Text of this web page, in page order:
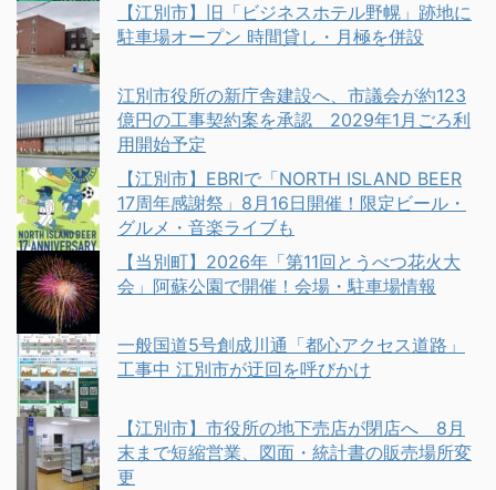
【江別市】旧「ビジネスホテル野幌」跡地に
駐車場オープン 時間貸し・月極を併設
江別市役所の新庁舎建設へ、市議会が約123
億円の工事契約案を承認 2029年1月ごろ利
用開始予定
【江別市】EBRIで「NORTH ISLAND BEER
17周年感謝祭」8月16日開催！限定ビール・
グルメ・音楽ライブも
【当別町】2026年「第11回とうべつ花火大
会」阿蘇公園で開催！会場・駐車場情報
一般国道5号創成川通「都心アクセス道路」
工事中 江別市が迂回を呼びかけ
【江別市】市役所の地下売店が閉店へ 8月
末まで短縮営業、図面・統計書の販売場所変
更